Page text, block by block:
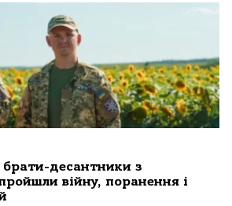
десантники з
війну, поранення і